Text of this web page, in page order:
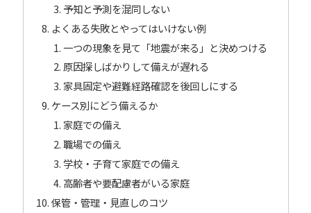
予知と予測を混同しない
よくある失敗とやってはいけない例
一つの現象を見て「地震が来る」と決めつける
原因探しばかりして備えが遅れる
家具固定や避難経路確認を後回しにする
ケース別にどう備えるか
家庭での備え
職場での備え
学校・子育て家庭での備え
高齢者や要配慮者がいる家庭
保管・管理・見直しのコツ